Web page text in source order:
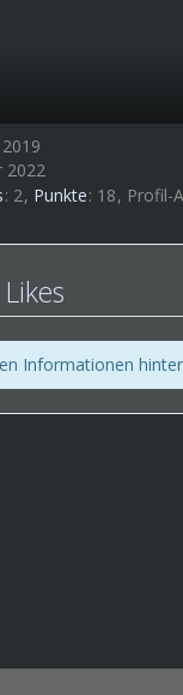
2022
2 Punkte 18 Profil-
Likes
Informationen